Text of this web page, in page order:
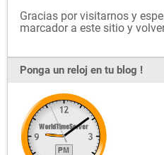
Gracias por visitarnos y
marcador a este sitio y
Ponga un reloj en tu blog !